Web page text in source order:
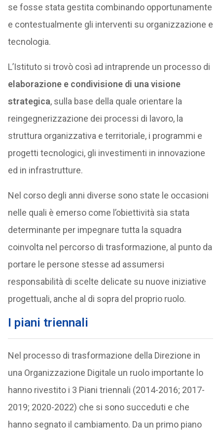
se fosse stata gestita combinando opportunamente
e contestualmente gli interventi su organizzazione e
tecnologia.
L’Istituto si trovò così ad intraprende un processo di
elaborazione e condivisione di una visione
strategica, sulla base della quale orientare la
reingegnerizzazione dei processi di lavoro, la
struttura organizzativa e territoriale, i programmi e
progetti tecnologici, gli investimenti in innovazione
ed in infrastrutture.
Nel corso degli anni diverse sono state le occasioni
nelle quali è emerso come l’obiettività sia stata
determinante per impegnare tutta la squadra
coinvolta nel percorso di trasformazione, al punto da
portare le persone stesse ad assumersi
responsabilità di scelte delicate su nuove iniziative
progettuali, anche al di sopra del proprio ruolo.
I piani triennali
Nel processo di trasformazione della Direzione in
una Organizzazione Digitale un ruolo importante lo
hanno rivestito i 3 Piani triennali (2014-2016; 2017-
2019; 2020-2022) che si sono succeduti e che
hanno segnato il cambiamento. Da un primo piano